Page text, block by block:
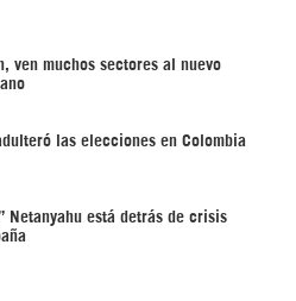
ven muchos sectores al nuevo
las elecciones en Colombia
Netanyahu está detrás de crisis